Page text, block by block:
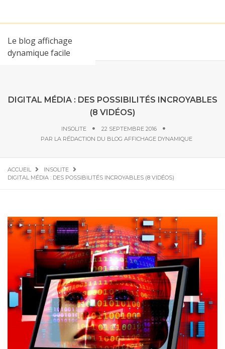
Le blog affichage
dynamique facile
DIGITAL MÉDIA : DES POSSIBILITÉS INCROYABLES
(8 VIDÉOS)
INSOLITE
22 SEPTEMBRE 2016
PAR LA RÉDACTION DU BLOG AFFICHAGE DYNAMIQUE
ACCUEIL
INSOLITE
DIGITAL MÉDIA : DES POSSIBILITÉS INCROYABLES (8 VIDÉOS)